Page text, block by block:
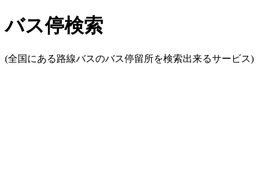
バス停検索
(全国にある路線バスのバス停留所を検索出来るサービス)